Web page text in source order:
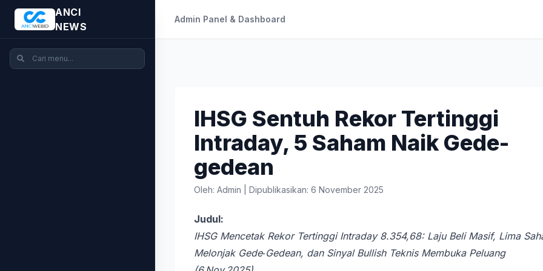
ANCI
NEWS
Admin Panel & Dashboard
IHSG Sentuh Rekor Tertinggi
Intraday, 5 Saham Naik Gede-
gedean
Oleh: Admin Dipublikasikan: 6 November 2025
Judul:
IHSG Mencetak Rekor Tertinggi Intraday 8.354,68: Laju Beli Masif, Lima
Melonjak Gede‑Gedean, dan Sinyal Bullish Teknis Membuka Peluang